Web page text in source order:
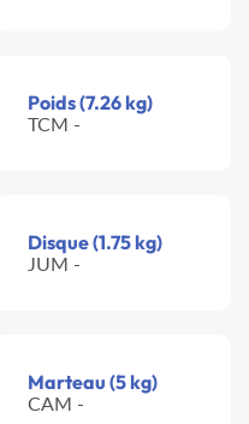
Poids (7.26 kg)
TCM -
Disque (1.75 kg)
JUM -
Marteau (5 kg)
CAM -